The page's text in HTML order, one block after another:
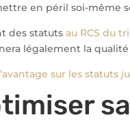
en péril soi-même
des statuts au RCS du
légalement la
sur les statuts